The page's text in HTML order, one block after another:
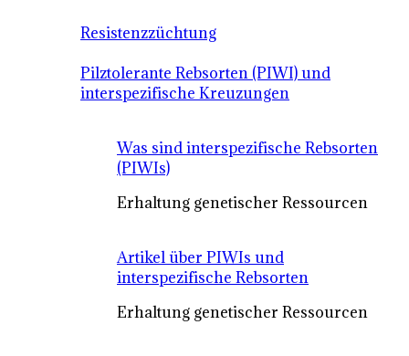
Resistenzzüchtung
Pilztolerante Rebsorten (PIWI) und
interspezifische Kreuzungen
Was sind interspezifische Rebsorten
(PIWIs)
Erhaltung genetischer Ressourcen
Artikel über PIWIs und
interspezifische Rebsorten
Erhaltung genetischer Ressourcen